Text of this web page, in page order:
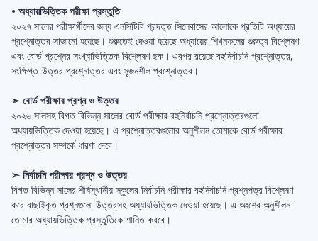
• অধ্যায়ভিত্তিক পরীক্ষা প্রস্তুতি
২০২৭ সালের পরীক্ষার্থীদের জন্য এনসিটিবি প্রদত্ত সিলেবাসের আলোকে প্রতিটি অধ্যায়ের
প্রশ্নোত্তর সাজানো হয়েছে। শুরুতেই দেওয়া হয়েছে অধ্যায়ের শিখনফলের গুরুত্ব বিশ্লেষণ
এবং বোর্ড প্রশ্নের সংখ্যাভিত্তিক বিশ্লেষণ ছক। এরপর রয়েছে বহুনির্বাচনি প্রশ্নোত্তর,
সংক্ষিপ্ত-উত্তর প্রশ্নোত্তর এবং সৃজনশীল প্রশ্নোত্তর।
➣ বোর্ড পরীক্ষার প্রশ্ন ও উত্তর
২০২৬ সালসহ বিগত বিভিন্ন সালের বোর্ড পরীক্ষার বহুনির্বাচনি প্রশ্নোত্তরগুলো
অধ্যায়ভিত্তিক দেওয়া হয়েছে। এ প্রশ্নোত্তরগুলোর অনুশীলন তোমাকে বোর্ড পরীক্ষার
প্রশ্নোত্তর সম্পর্কে ধারণা দেবে।
➣ নির্বাচনি পরীক্ষার প্রশ্ন ও উত্তর
বিগত বিভিন্ন সালের শীর্ষস্থানীয় স্কুলের নির্বাচনি পরীক্ষার বহুনির্বাচনি প্রশ্নপত্র বিশ্লেষণ
করে বাছাইকৃত প্রশ্নগুলো উত্তরসহ অধ্যায়ভিত্তিক দেওয়া হয়েছে। এ অংশের অনুশীলন
তোমার অধ্যায়ভিত্তিক প্রস্তুতিকে শানিত করবে।